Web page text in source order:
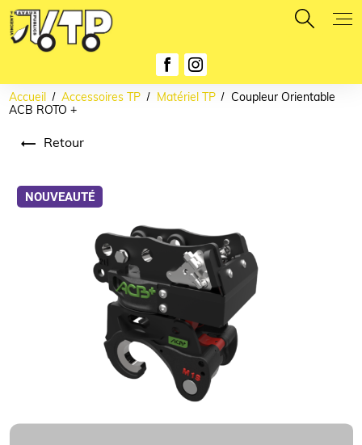
Accueil Accessoires TP Matériel TP
Coupleur Orientable
ACB ROTO +
Retour
NOUVEAUTÉ
Panneau de gestion des cookies